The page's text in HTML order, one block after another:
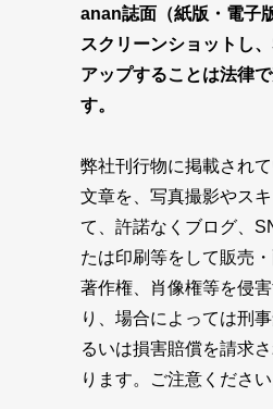
anan誌面（紙版・電子
スクリーンショットし
アップすることは法律
す。
弊社刊行物に掲載され
文章を、写真撮影やス
て、許諾なくブログ、
たは印刷等をして販売
著作権、肖像権等を侵
り、場合によっては刑
るいは損害賠償を請求
ります。ご注意ください